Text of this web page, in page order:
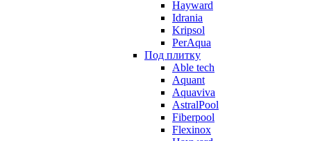
Hayward
Idrania
Kripsol
PerAqua
Под плитку
Able tech
Aquant
Aquaviva
AstralPool
Fiberpool
Flexinox